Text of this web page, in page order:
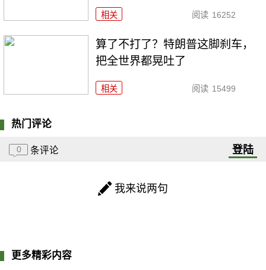
相关 阅读 16252
算了不打了？特朗普这脚刹车，
把全世界都晃吐了
相关 阅读 15499
热门评论
0 条评论 登陆
我来说两句
更多精彩内容